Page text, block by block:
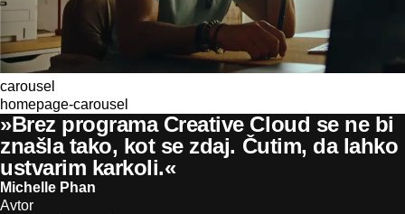
carousel
homepage-carousel
»Brez programa Creative Cloud se ne bi
znašla tako, kot se zdaj. Čutim, da lahko
ustvarim karkoli.«
Michelle Phan
Avtor